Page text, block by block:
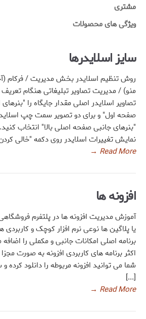
مشتری
ویژگی های محصولات
سایز اسلایدرها
روش تنظیم اسلایدر بخش مدیریت / فرکام
منو) / مدیریت تصاویر تبلیغاتی هنگام تعریف
تصاویر اسلایدر اصلی مقدار جایگاه را
صفحه اول" و برای دو تصویر سمت چپ
"بنرهای جانبی صفحه اصلی بالا" انتخاب
نمایش تغییرات اسلایدر روی دکمه "خالی
Read More
→
افزونه ها
آموزش مدیریت افزونه ها در پلتفرم فروشگاهی
یا پلاگین ها نوعی نرم افزار کوچک و
برنامه اصلی امکانات جانبی و مکملی را
اکثر برنامه های کاربردی افزونه به صورت
شما می توانید افزونه مربوطه را دانلود
[...]
Read More
→